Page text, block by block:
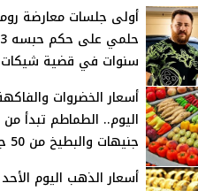
أولى جلسات معارضة
حلمي على حكم حبسه 3
سنوات في قضية شيكات
أسعار الخضروات
جنيهات والبطيخ من 50 جنيهًا